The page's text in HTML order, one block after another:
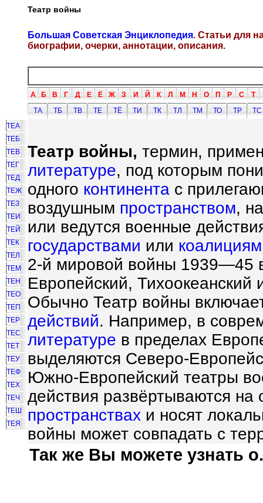
Театр войны
Большая Советская Энциклопедия. Статьи для
биографии, очерки, аннотации, описания.
А Б В Г Д Е Ё Ж З И Й К Л М Н О П Р С Т
ТА
ТБ ТВ ТЕ ТЁ ТИ ТК ТЛ ТМ ТО ТР
ТС
ТЕА
ТЕБ
ТЕВ
ТЕГ
ТЕД
ТЕЖ
ТЕЗ
ТЕИ
ТЕЙ
ТЕК
ТЕЛ
ТЕМ
ТЕН
ТЕО
ТЕП
ТЕР
ТЕС
ТЕТ
ТЕУ
ТЕФ
ТЕХ
ТЕЧ
ТЕШ
ТЕЯ
Театр войны, термин,
литературе, под которым
одного континента с
воздушным пространством,
или ведутся военные
государствами или
2-й мировой войны 1939—45
Европейский,
Обычно Театр войны
действий. Например, в
литературе в пределах
выделяются Северо-
Южно-Европейский театры
действия развёртываются на
пространствах и носят
войны может совпадать с
Так же Вы можете узнать